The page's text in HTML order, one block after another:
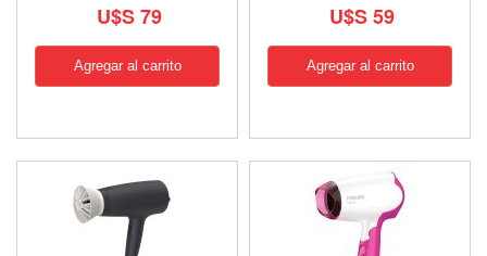
U$S 79 U$S 59